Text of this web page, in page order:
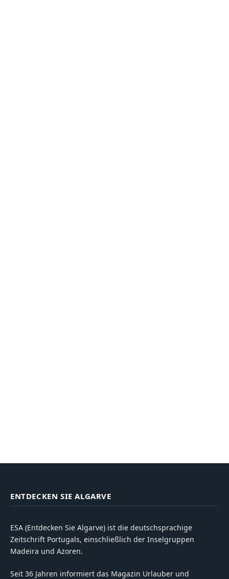
ENTDECKEN SIE ALGARVE
ESA (Entdecken Sie Algarve) ist die deutschsprachige
Zeitschrift Portugals, einschließlich der Inselgruppen
Madeira und Azoren.
Seit 36 Jahren informiert das Magazin Urlauber und